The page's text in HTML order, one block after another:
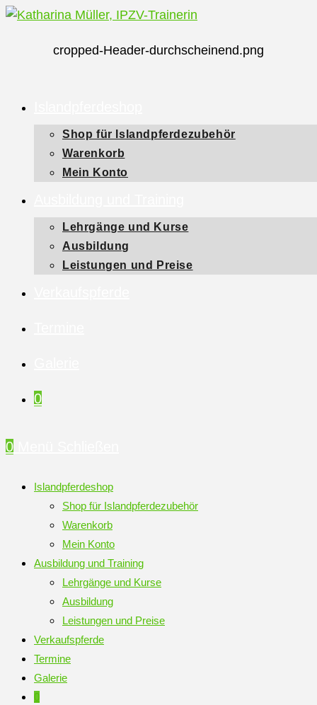
Zum
springencropped-Header-durchscheinend.png
Shop für Islandpferdezubehör
Warenkorb
Mein Konto
Lehrgänge und Kurse
Ausbildung
Leistungen und Preise
0
0
Islandpferdeshop
Shop für Islandpferdezubehör
Warenkorb
Mein Konto
Ausbildung und Training
Lehrgänge und Kurse
Ausbildung
Leistungen und Preise
Verkaufspferde
Termine
Galerie
0